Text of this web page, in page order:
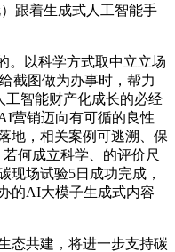
跟着生成式人工智能手
以科学方式取中立立场
截图做为办事时，帮力
工智能财产化成长的必经
营销迈向有可循的良性
地，相关案例可逃溯、保
何成立科学、的评价尺
现场试验5日成功完成，
的AI大模子生成式内容
共建，将进一步支持碳